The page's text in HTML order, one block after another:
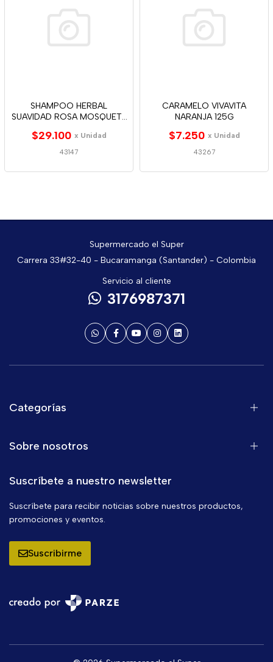
SHAMPOO HERBAL
SUAVIDAD ROSA MOSQUETA
$29.100 x Unidad
43147
CARAMELO VIVAVITA
NARANJA 125G
$7.250 x Unidad
43267
Supermercado el Super
Carrera 33#32-40 - Bucaramanga (Santander) - Colombia
Servicio al cliente
3176987371
Categorías
Sobre nosotros
Suscríbete a nuestro newsletter
Suscríbete para recibir noticias sobre nuestros productos,
promociones y eventos.
Suscribirme